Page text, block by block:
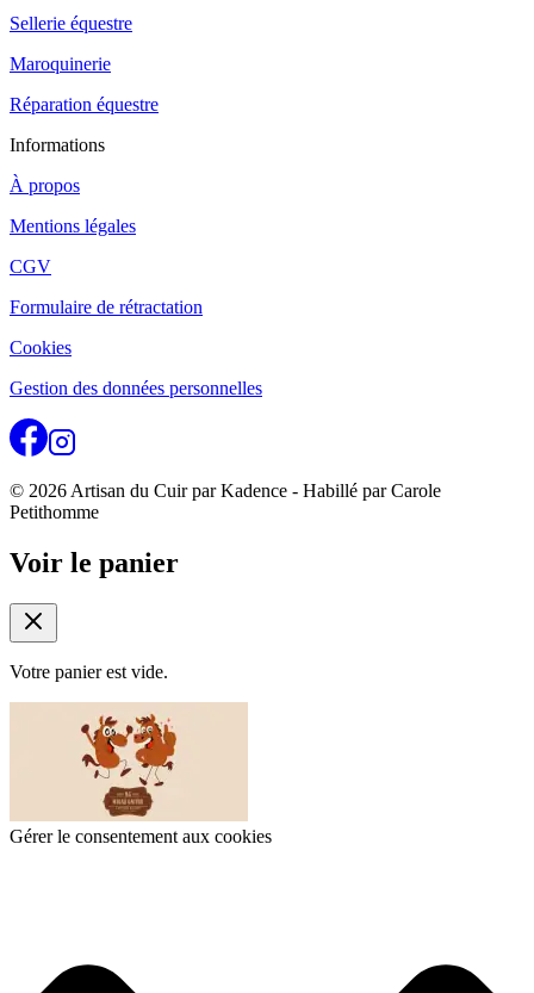
Sellerie équestre
Maroquinerie
Réparation équestre
Informations
À propos
Mentions légales
CGV
Formulaire de rétractation
Cookies
Gestion des données personnelles
© 2026 Artisan du Cuir par Kadence - Habillé par Carole
Petithomme
Voir le panier
Votre panier est vide.
Gérer le consentement aux cookies